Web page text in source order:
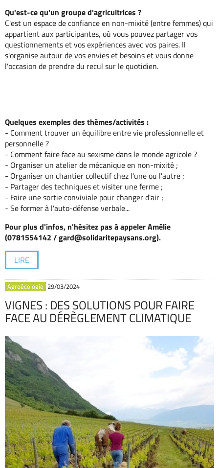
Qu'est-ce qu'un groupe d'agricultrices ?
C'est un espace de confiance en non-mixité (entre femmes) qui
appartient aux participantes, où vous pouvez partager vos
questionnements et vos expériences avec vos paires. Il
s'organise autour de vos envies et besoins et vous donne
l'occasion de prendre du recul sur le quotidien.
Quelques exemples des thèmes/activités :
- Comment trouver un équilibre entre vie professionnelle et
personnelle ?
- Comment faire face au sexisme dans le monde agricole ?
- Organiser un atelier de mécanique en non-mixité ;
- Organiser un chantier collectif chez l'une ou l'autre ;
- Partager des techniques et visiter une ferme ;
- Faire une sortie conviviale pour changer d'air ;
- Se former à l'auto-défense verbale...
Pour plus d'infos, n'hésitez pas à appeler Amélie
(0781554142 / gard@solidaritepaysans.org).
LIRE
Agroécologie 29/03/2024
VIGNES : DES SOLUTIONS POUR FAIRE
FACE AU DÉRÈGLEMENT CLIMATIQUE